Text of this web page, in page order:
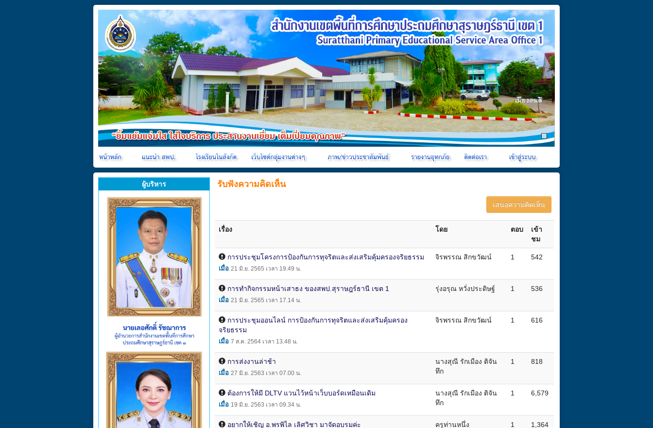
ผู้บริหาร รับฟังความคิดเห็น
เสนอความคิดเห็น
เรื่อง โดย ตอบ
เข้า
ชม
การประชุมโครงการป้องกันการทุจริตและส่งเสริมคุ้มครองจริยธรรม
เมื่อ 21 มิ.ย. 2565 เวลา 19.49 น.
จิรพรรณ สิกขวัฒน์ 1 542
การทำกิจกรรมหน้าเสาธง ของสพป.สุราษฎร์ธานี เขต 1
เมื่อ 21 มิ.ย. 2565 เวลา 17.14 น.
รุ่งอรุณ หวั่งประดิษฐ์ 1 536
การประชุมออนไลน์ การป้องกันการทุจริตและส่งเสริมคุ้มครอง
จริยธรรม
เมื่อ 7 ส.ค. 2564 เวลา 13.48 น.
จิรพรรณ สิกขวัฒน์ 1 616
การส่งงานล่าช้า
เมื่อ 27 มิ.ย. 2563 เวลา 07.00 น.
นางสุณี รักเมือง ติจัน
ทึก
1 818
ต้องการให้มี DLTV แวนไว้หน้าเว็บบอร์ดเหมือนเดิม
เมื่อ 19 มิ.ย. 2563 เวลา 09.34 น.
นางสุณี รักเมือง ติจัน
ทึก
1 6,579
อยากให้เชิญ อ.พรพิไล เลิศวิชา มาจัดอบรมค่ะ ครูท่านหนึ่ง 1 1,364